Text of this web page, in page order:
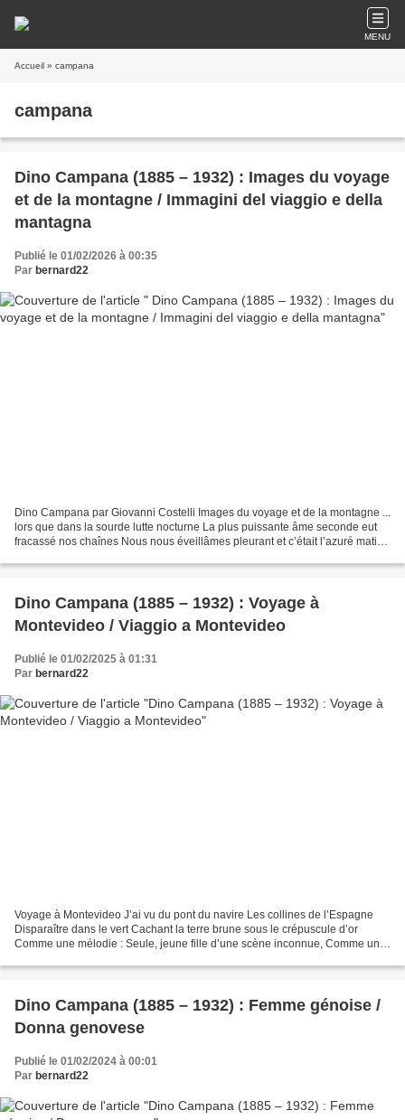
MENU
Accueil » campana
campana
Dino Campana (1885 – 1932) : Images du voyage
et de la montagne / Immagini del viaggio e della
mantagna
Publié le 01/02/2026 à 00:35
Par bernard22
Dino Campana par Giovanni Costelli Images du voyage et de la montagne ...
lors que dans la sourde lutte nocturne La plus puissante âme seconde eut
fracassé nos chaînes Nous nous éveillâmes pleurant et c’était l’azuré matin :
Dino Campana (1885 – 1932) : Voyage à
Montevideo / Viaggio a Montevideo
Publié le 01/02/2025 à 01:31
Par bernard22
Voyage à Montevideo J’ai vu du pont du navire Les collines de l’Espagne
Disparaître dans le vert Cachant la terre brune sous le crépuscule d’or
Comme une mélodie : Seule, jeune fille d’une scène inconnue, Comme une
Dino Campana (1885 – 1932) : Femme génoise /
Donna genovese
Publié le 01/02/2024 à 00:01
Par bernard22